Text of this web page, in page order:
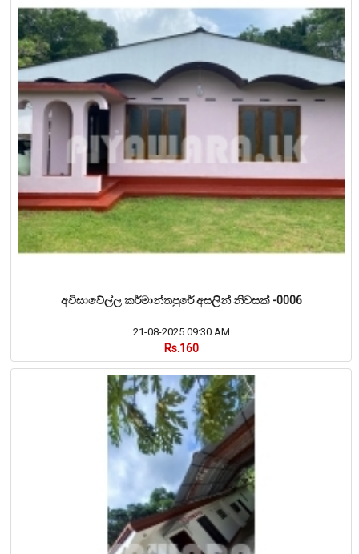
අවිසාවේල්ල කර්මාන්තපුරේ අසලින් නිවසක් -0006
21-08-2025 09:30 AM
Rs.160